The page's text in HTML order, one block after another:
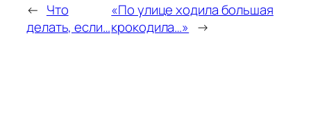
← Что
делать, если…
«По улице ходила большая
крокодила…» →